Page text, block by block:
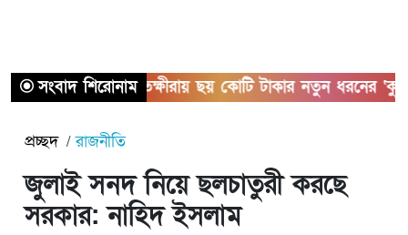
সংবাদ শিরোনাম
সাতক্ষীরায় ছয় কোটি টাকার নতুন ধরনের ‘কুশ’
প্রচ্ছদ রাজনীতি
জুলাই সনদ নিয়ে ছলচাতুরী করছে
সরকার: নাহিদ ইসলাম